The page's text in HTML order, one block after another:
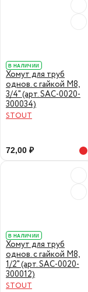
В НАЛИЧИИ
Хомут для труб
однов. с гайкой М8,
3/4" (арт. SAC-0020-
300034)
STOUT
72,00 ₽
В НАЛИЧИИ
Хомут для труб
однов. с гайкой М8,
1/2" (арт. SAC-0020-
300012)
STOUT